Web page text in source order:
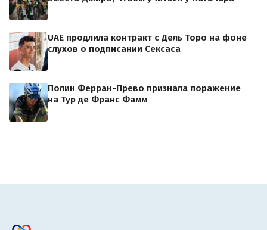
UAE продлила контракт с Дель Торо на фоне
слухов о подписании Сексаса
Полин Ферран-Прево признала поражение
на Тур де Франс Фамм